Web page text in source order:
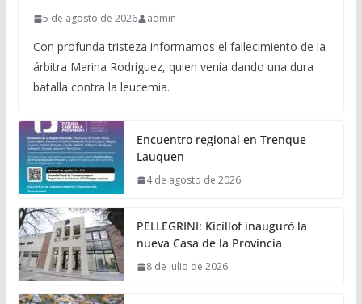
5 de agosto de 2026 admin
Con profunda tristeza informamos el fallecimiento de la
árbitra Marina Rodríguez, quien venía dando una dura
batalla contra la leucemia.
Encuentro regional en Trenque
Lauquen
4 de agosto de 2026
PELLEGRINI: Kicillof inauguró la
nueva Casa de la Provincia
8 de julio de 2026